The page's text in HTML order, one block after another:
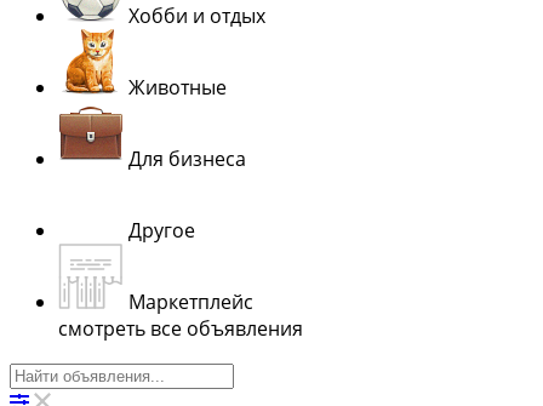
Хобби и отдых
Животные
Для бизнеса
Другое
Маркетплейс
смотреть все объявления